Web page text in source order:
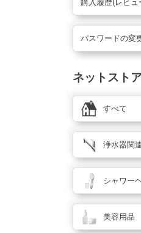
購入履歴(レビ
パスワードの変
ネットスト
すべて
浄水器関
シャワー
美容用品